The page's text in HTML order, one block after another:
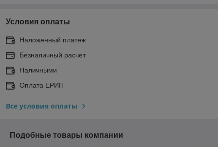
Условия оплаты
Наложенный платеж
Безналичный расчет
Наличными
Оплата ЕРИП
Все условия оплаты
Подобные товары компании